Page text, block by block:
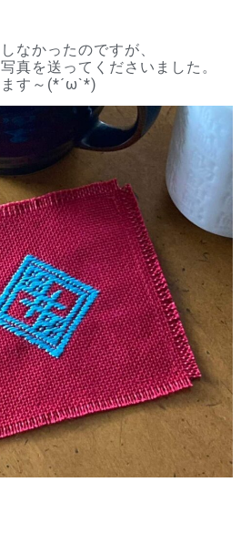
なかったのですが、
真を送ってくださいました。
す～(*´ω`*)